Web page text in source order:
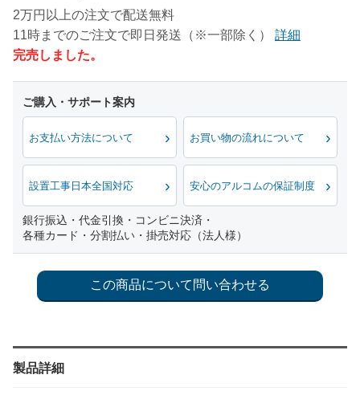
2万円以上の注文で配送無料
11時までのご注文で即日発送（※一部除く）
詳細
完売しました。
お支払い方法について お買い物の流れについて
設置工事日本全国対応 安心のアルコムの保証制度
銀行振込・代金引換・コンビニ決済・
各種カード・分割払い・掛売対応（法人様）
製品詳細